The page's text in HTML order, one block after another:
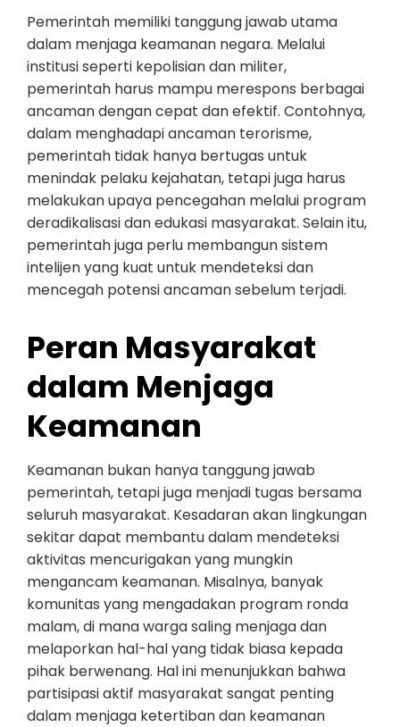
Pemerintah memiliki tanggung jawab utama
dalam menjaga keamanan negara. Melalui
institusi seperti kepolisian dan militer,
pemerintah harus mampu merespons berbagai
ancaman dengan cepat dan efektif. Contohnya,
dalam menghadapi ancaman terorisme,
pemerintah tidak hanya bertugas untuk
menindak pelaku kejahatan, tetapi juga harus
melakukan upaya pencegahan melalui program
deradikalisasi dan edukasi masyarakat. Selain itu,
pemerintah juga perlu membangun sistem
intelijen yang kuat untuk mendeteksi dan
mencegah potensi ancaman sebelum terjadi.
Peran Masyarakat
dalam Menjaga
Keamanan
Keamanan bukan hanya tanggung jawab
pemerintah, tetapi juga menjadi tugas bersama
seluruh masyarakat. Kesadaran akan lingkungan
sekitar dapat membantu dalam mendeteksi
aktivitas mencurigakan yang mungkin
mengancam keamanan. Misalnya, banyak
komunitas yang mengadakan program ronda
malam, di mana warga saling menjaga dan
melaporkan hal-hal yang tidak biasa kepada
pihak berwenang. Hal ini menunjukkan bahwa
partisipasi aktif masyarakat sangat penting
dalam menjaga ketertiban dan keamanan